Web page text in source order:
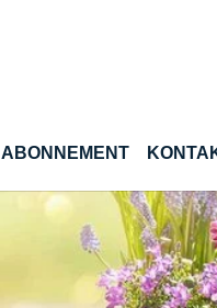
ABONNEMENT